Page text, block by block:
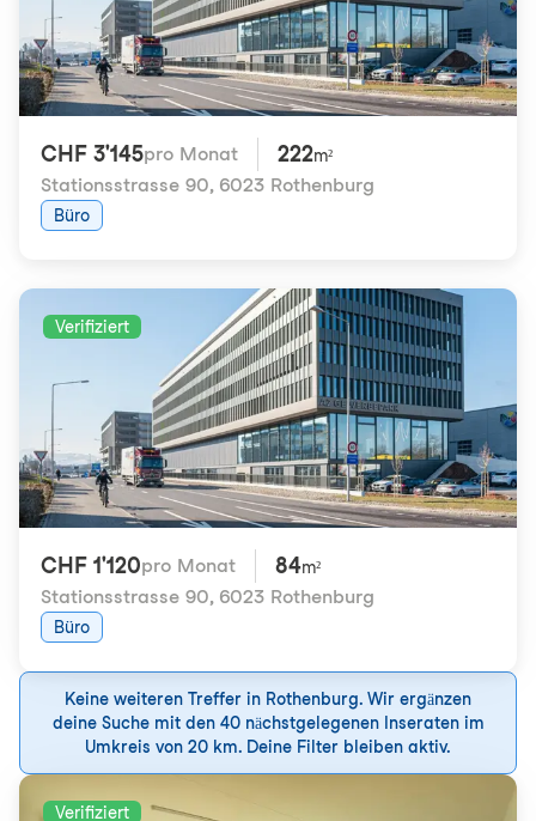
CHF 3'145pro Monat 222m²
Stationsstrasse 90, 6023 Rothenburg
Büro
Verifiziert
CHF 1'120pro Monat 84m²
Stationsstrasse 90, 6023 Rothenburg
Büro
Keine weiteren Treffer in Rothenburg. Wir ergänzen
deine Suche mit den 40 nächstgelegenen Inseraten im
Umkreis von 20 km. Deine Filter bleiben aktiv.
Verifiziert